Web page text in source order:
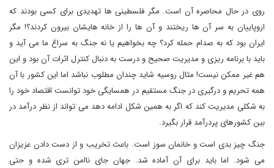
روی در حال محاصره آن است. مگر فلسطینی ها تهدیدی برای کسی بودند که
اروپاییان به سر آن ها ریختند و آن ها را از خانه هایشان بیرون کردند؟! مگر
ایران بود که به صدام حمله کرد؟ چه بخواهیم یا نه جنگ به سراغ ما می آید و
باید با برنامه ریزی و مدیریت صحیح و درست به دنبال کنترل اثرات آن بود و این
هم غیر ممکن نیست! مثال روسیه شاید چندان مطلوب نباشد اما این کشور با آن
همه تحریم و درگیری در جنگ مستقیم در همسایگی خود توانست اقتصاد خود را
به شکلی مدیریت کند که اگر به همین شکل ادامه دهد می تواند از نظر درآمد در
بین کشورهای پردرآمد قرار بگیرد.
جنگ چیز بدی است و خانمان سوز است. باعث تخریب و از دست دادن عزیزان
می شود. اما باید برای آن آماده شد. جهان جای ناامن تری شده و حتی